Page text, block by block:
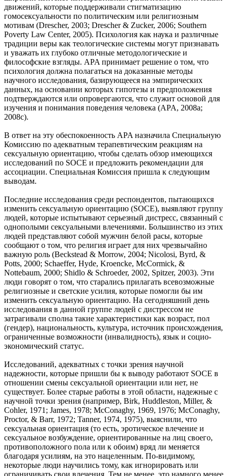
движений, которые поддерживали стигматизацию
гомосексуальности по политическим или религиозным
мотивам (Drescher, 2003; Drescher & Zucker, 2006; Southern
Poverty Law Center, 2005). Психология как наука и различные
традиции веры как теологические системы могут признавать
и уважать их глубоко отличные методологические и
философские взгляды. APA принимает решение о том, что
психология должна полагаться на доказанные методы
научного исследования, базирующееся на эмпирических
данных, на основании которых гипотезы и предположения
подтверждаются или опровергаются, что служит основой для
изучения и понимания поведения человека (APA, 2008a;
2008c).
В ответ на эту обеспокоенность APA назначила Специальную
Комиссию по адекватным терапевтическим реакциям на
сексуальную ориентацию, чтобы сделать обзор имеющихся
исследований по SOCE и предложить рекомендации для
ассоциации. Специальная Комиссия пришла к следующим
выводам.
Последние исследования среди респондентов, пытающихся
изменить сексуальную ориентацию (SOCE), выявляют группу
людей, которые испытывают серьезный дистресс, связанный с
однополыми сексуальными влечениями. Большинство из этих
людей представляют собой мужчин белой расы, которые
сообщают о том, что религия играет для них чрезвычайно
важную роль (Beckstead & Morrow, 2004; Nicolosi, Byrd, &
Potts, 2000; Schaeffer, Hyde, Kroencke, McCormick, &
Nottebaum, 2000; Shidlo & Schroeder, 2002, Spitzer, 2003). Эти
люди говорят о том, что старались прилагать всевозможные
религиозные и светские усилия, которые помогли бы им
изменить сексуальную ориентацию. На сегодняшний день
исследования в данной группе людей с дистрессом не
затрагивали сполна такие характеристики как возраст, пол
(гендер), национальность, культура, источник происхождения,
ограниченные возможности (инвалидность), язык и социо-
экономический статус.
Исследований, адекватных с точки зрения научной
надежности, которые пришли бы к выводу работают SOCE в
отношении смены сексуальной ориентации или нет, не
существует. Более старые работы в этой области, надежные с
научной точки зрения (например, Birk, Huddleston, Miller, &
Cohler, 1971; James, 1978; McConaghy, 1969, 1976; McConaghy,
Proctor, & Barr, 1972; Tanner, 1974, 1975), выяснили, что
сексуальная ориентация (то есть, эротическое влечение и
сексуальное возбуждение, ориентированные на лиц своего,
противоположного пола или к обоим) вряд ли меняется
благодаря усилиям, на это нацеленным. По-видимому,
некоторые люди научились тому, как игнорировать или